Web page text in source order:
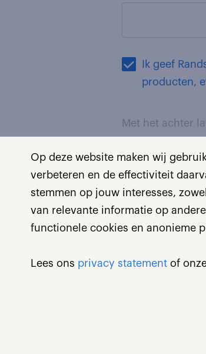
Op deze website maken wij
verbeteren en de effectiviteit
stemmen op jouw interesses,
van relevante informatie op
functionele cookies en anonieme
Lees ons privacy statement of
Ik geef Randstad
Met het achter
Om jouw
rechten daarbij,